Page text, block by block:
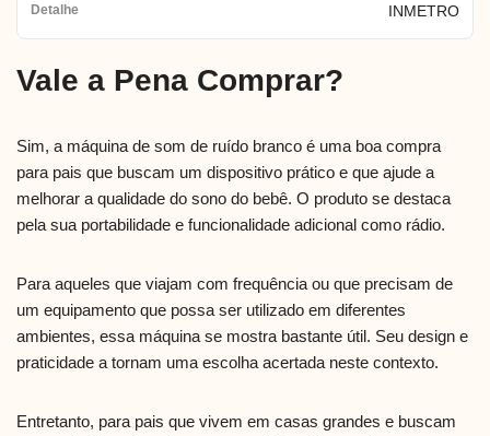
INMETRO
Vale a Pena Comprar?
Sim, a máquina de som de ruído branco é uma boa compra
para pais que buscam um dispositivo prático e que ajude a
melhorar a qualidade do sono do bebê. O produto se destaca
pela sua portabilidade e funcionalidade adicional como rádio.
Para aqueles que viajam com frequência ou que precisam de
um equipamento que possa ser utilizado em diferentes
ambientes, essa máquina se mostra bastante útil. Seu design e
praticidade a tornam uma escolha acertada neste contexto.
Entretanto, para pais que vivem em casas grandes e buscam